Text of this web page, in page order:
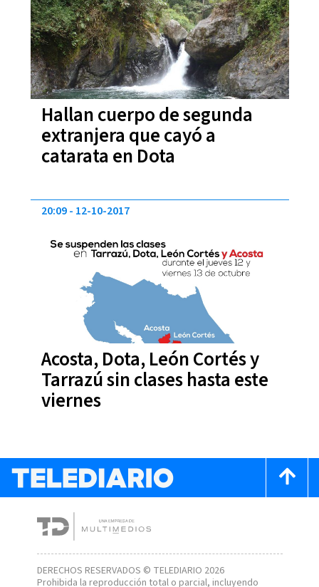
Hallan cuerpo de segunda
extranjera que cayó a
catarata en Dota
Acosta, Dota, León Cortés y
Tarrazú sin clases hasta este
viernes
20:09 12-10-2017
DERECHOS RESERVADOS © TELEDIARIO 2026
Prohibida la reproducción total o parcial, incluyendo